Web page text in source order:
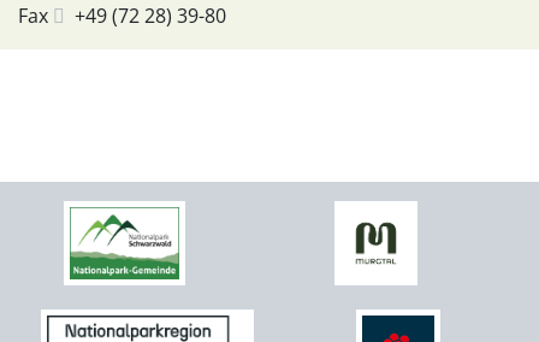
Fax
+49 (7228) 39-80